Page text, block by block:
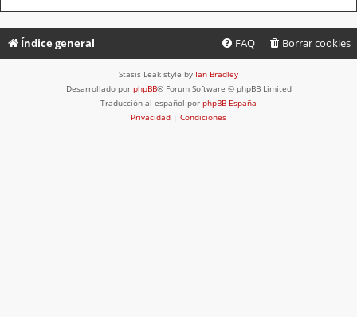
Índice general Borrar cookies
FAQ
Stasis Leak style by Ian Bradley
Desarrollado por phpBB® Forum Software © phpBB Limited
Traducción al español por phpBB España
Privacidad | Condiciones